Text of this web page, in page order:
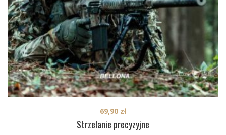
Strzelanie precyzyjne
69,90 zł